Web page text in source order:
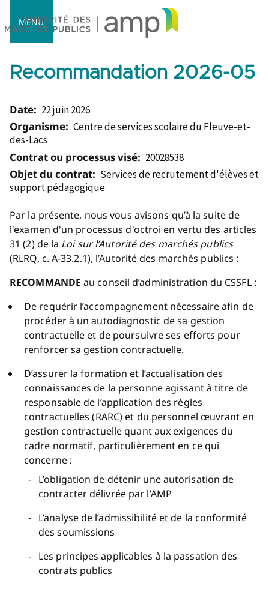
Accueil
MENU
Recommandation 2026-05
Date: 22 juin 2026
Organisme: Centre de services scolaire du Fleuve-et-
des-Lacs
Contrat ou processus visé: 20028538
Objet du contrat: Services de recrutement d'élèves et
support pédagogique
Par la présente, nous vous avisons qu’à la suite de
l'examen d'un processus d'octroi en vertu des articles
31 (2) de la Loi sur l’Autorité des marchés publics
(RLRQ, c. A-33.2.1), l’Autorité des marchés publics :
RECOMMANDEau conseil d’administration du CSSFL :
De requérir l’accompagnement nécessaire afin de
procéder à un autodiagnostic de sa gestion
contractuelle et de poursuivre ses efforts pour
renforcer sa gestion contractuelle.
D’assurer la formation et l’actualisation des
connaissances de la personne agissant à titre de
responsable de l’application des règles
contractuelles (RARC) et du personnel œuvrant en
gestion contractuelle quant aux exigences du
cadre normatif, particulièrement en ce qui
concerne :
L’obligation de détenir une autorisation de
contracter délivrée par l’AMP
L’analyse de l’admissibilité et de la conformité
des soumissions
Les principes applicables à la passation des
contrats publics